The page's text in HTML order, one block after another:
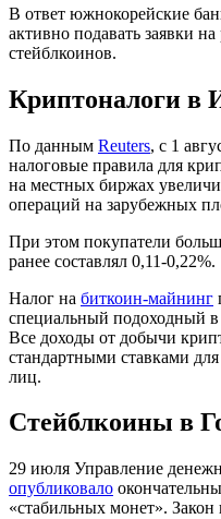
В ответ южнокорейские
активно подавать заявки
стейблкоинов.
Криптоналоги в
По данным Reuters, с 1
налоговые правила для
на местных биржах
операций на зарубежных
При этом покупатели
ранее составлял 0,11-0,22%.
Налог на биткоин-майнинг
специальный подоходный в
Все доходы от добычи
стандартными ставками
лиц.
Стейблкоины в
29 июля Управление
опубликовало
«стабильных монет». Закон